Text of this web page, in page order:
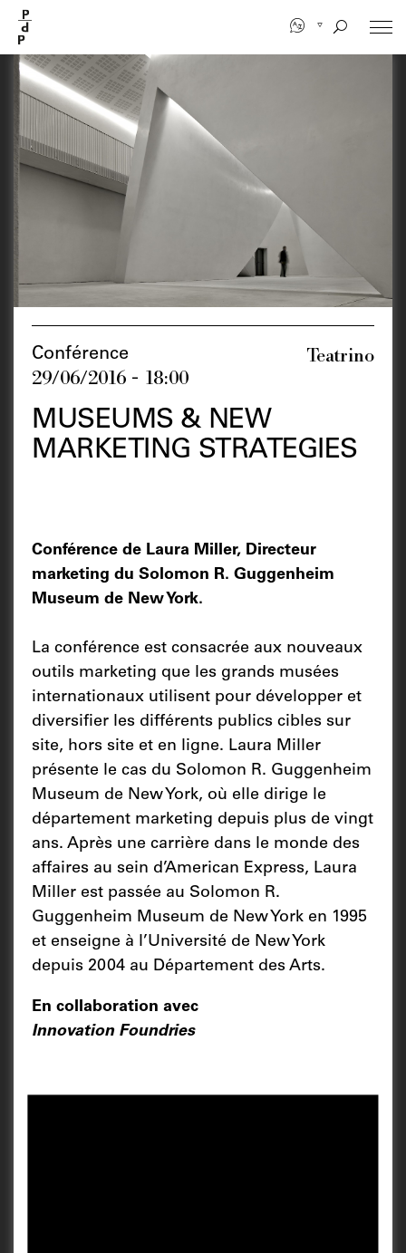
contenu
principal
Conférence
29/06/2016 - 18:00
Teatrino
MUSEUMS & NEW
MARKETING STRATEGIES
Conférence de Laura Miller, Directeur
marketing du Solomon R. Guggenheim
Museum de New York.
La conférence est consacrée aux nouveaux
outils marketing que les grands musées
internationaux utilisent pour développer et
diversifier les différents publics cibles sur
site, hors site et en ligne. Laura Miller
présente le cas du Solomon R. Guggenheim
Museum de New York, où elle dirige le
département marketing depuis plus de vingt
ans. Après une carrière dans le monde des
affaires au sein d’American Express, Laura
Miller est passée au Solomon R.
Guggenheim Museum de New York en 1995
et enseigne à l’Université de New York
depuis 2004 au Département des Arts.
En collaboration avec
Innovation Foundries